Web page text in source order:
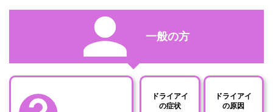
一般の方
ドライアイ
の症状
ドライアイ
の原因